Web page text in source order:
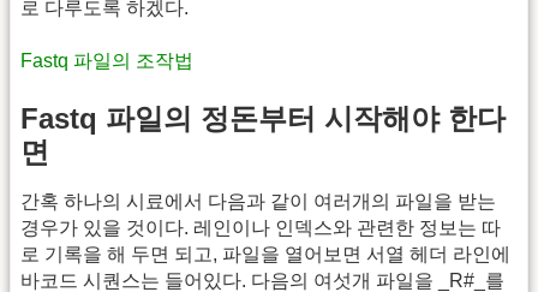
로 다루도록 하겠다.
Fastq 파일의 조작법
Fastq 파일의 정돈부터 시작해야 한다
면
간혹 하나의 시료에서 다음과 같이 여러개의 파일을 받는
경우가 있을 것이다. 레인이나 인덱스와 관련한 정보는 따
로 기록을 해 두면 되고, 파일을 열어보면 서열 헤더 라인에
바코드 시퀀스는 들어있다. 다음의 여섯개 파일을 _R#_를